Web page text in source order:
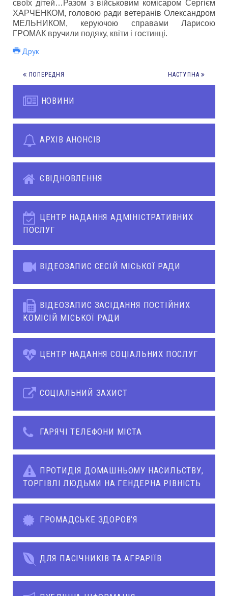
своїх дітей… Разом з військовим комісаром Сергієм
ХАРЧЕНКОМ, головою ради ветеранів Олександром
МЕЛЬНИКОМ, керуючою справами Ларисою
ГРОМАК вручили подяку, квіти і гостинці.
Друк
ПОПЕРЕДНЯ НАСТУПНА
НОВИНИ
АРХІВ АНОНСІВ
ЄВІДНОВЛЕННЯ
ЦЕНТР НАДАННЯ АДМІНІСТРАТИВНИХ
ПОСЛУГ
ВІДЕОЗАПИС СЕСІЙ МІСЬКОЇ РАДИ
ВІДЕОЗАПИС ЗАСІДАННЯ ПОСТІЙНИХ
КОМІСІЙ МІСЬКОЇ РАДИ
ЦЕНТР НАДАННЯ СОЦІАЛЬНИХ ПОСЛУГ
СОЦІАЛЬНИЙ ЗАХИСТ
ГАРЯЧІ ТЕЛЕФОНИ МІСТА
ПРОТИДІЯ ДОМАШНЬОМУ НАСИЛЬСТВУ,
ТОРГІВЛІ ЛЮДЬМИ НА ГЕНДЕРНА РІВНІСТЬ
ГРОМАДСЬКЕ ЗДОРОВ’Я
ДЛЯ ПАСІЧНИКІВ ТА АГРАРІЇВ